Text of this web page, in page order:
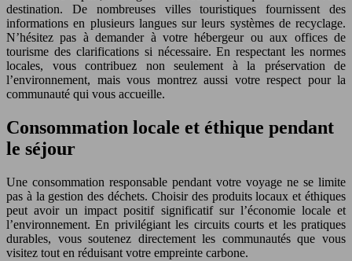
destination. De nombreuses villes touristiques fournissent des
informations en plusieurs langues sur leurs systèmes de recyclage.
N’hésitez pas à demander à votre hébergeur ou aux offices de
tourisme des clarifications si nécessaire. En respectant les normes
locales, vous contribuez non seulement à la préservation de
l’environnement, mais vous montrez aussi votre respect pour la
communauté qui vous accueille.
Consommation locale et éthique pendant
le séjour
Une consommation responsable pendant votre voyage ne se limite
pas à la gestion des déchets. Choisir des produits locaux et éthiques
peut avoir un impact positif significatif sur l’économie locale et
l’environnement. En privilégiant les circuits courts et les pratiques
durables, vous soutenez directement les communautés que vous
visitez tout en réduisant votre empreinte carbone.